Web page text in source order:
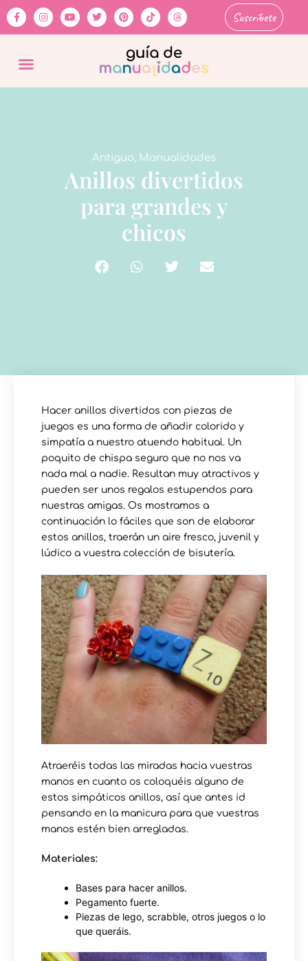
Suscríbete
Antiguo, Manualidades
Anillos divertidos
para grandes y
chicos
Hacer anillos divertidos con piezas de
juegos es una forma de añadir colorido y
simpatía a nuestro atuendo habitual. Un
poquito de chispa seguro que no nos va
nada mal a nadie. Resultan muy atractivos y
pueden ser unos regalos estupendos para
nuestras amigas. Os mostramos a
continuación lo fáciles que son de elaborar
estos anillos, traerán un aire fresco, juvenil y
lúdico a vuestra colección de bisutería.
Atraeréis todas las miradas hacia vuestras
manos en cuanto os coloquéis alguno de
estos simpáticos anillos, así que antes id
pensando en la manicura para que vuestras
manos estén bien arregladas.
Materiales:
Bases para hacer anillos.
Pegamento fuerte.
Piezas de lego, scrabble, otros juegos o lo
que queráis.